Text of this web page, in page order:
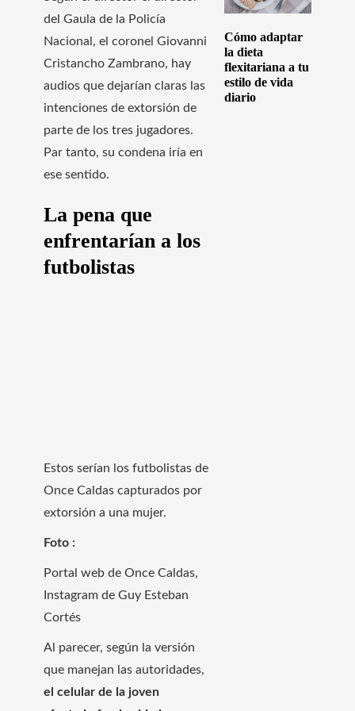
del Gaula de la Policía
Nacional, el coronel Giovanni
Cristancho Zambrano, hay
audios que dejarían claras las
intenciones de extorsión de
parte de los tres jugadores.
Par tanto, su condena iría en
ese sentido.
La pena que
enfrentarían a los
futbolistas
Estos serían los futbolistas de
Once Caldas capturados por
extorsión a una mujer.
Foto :
Portal web de Once Caldas,
Instagram de Guy Esteban
Cortés
Al parecer, según la versión
que manejan las autoridades,
el celular de la joven
Cómo adaptar
la dieta
flexitariana a tu
estilo de vida
diario